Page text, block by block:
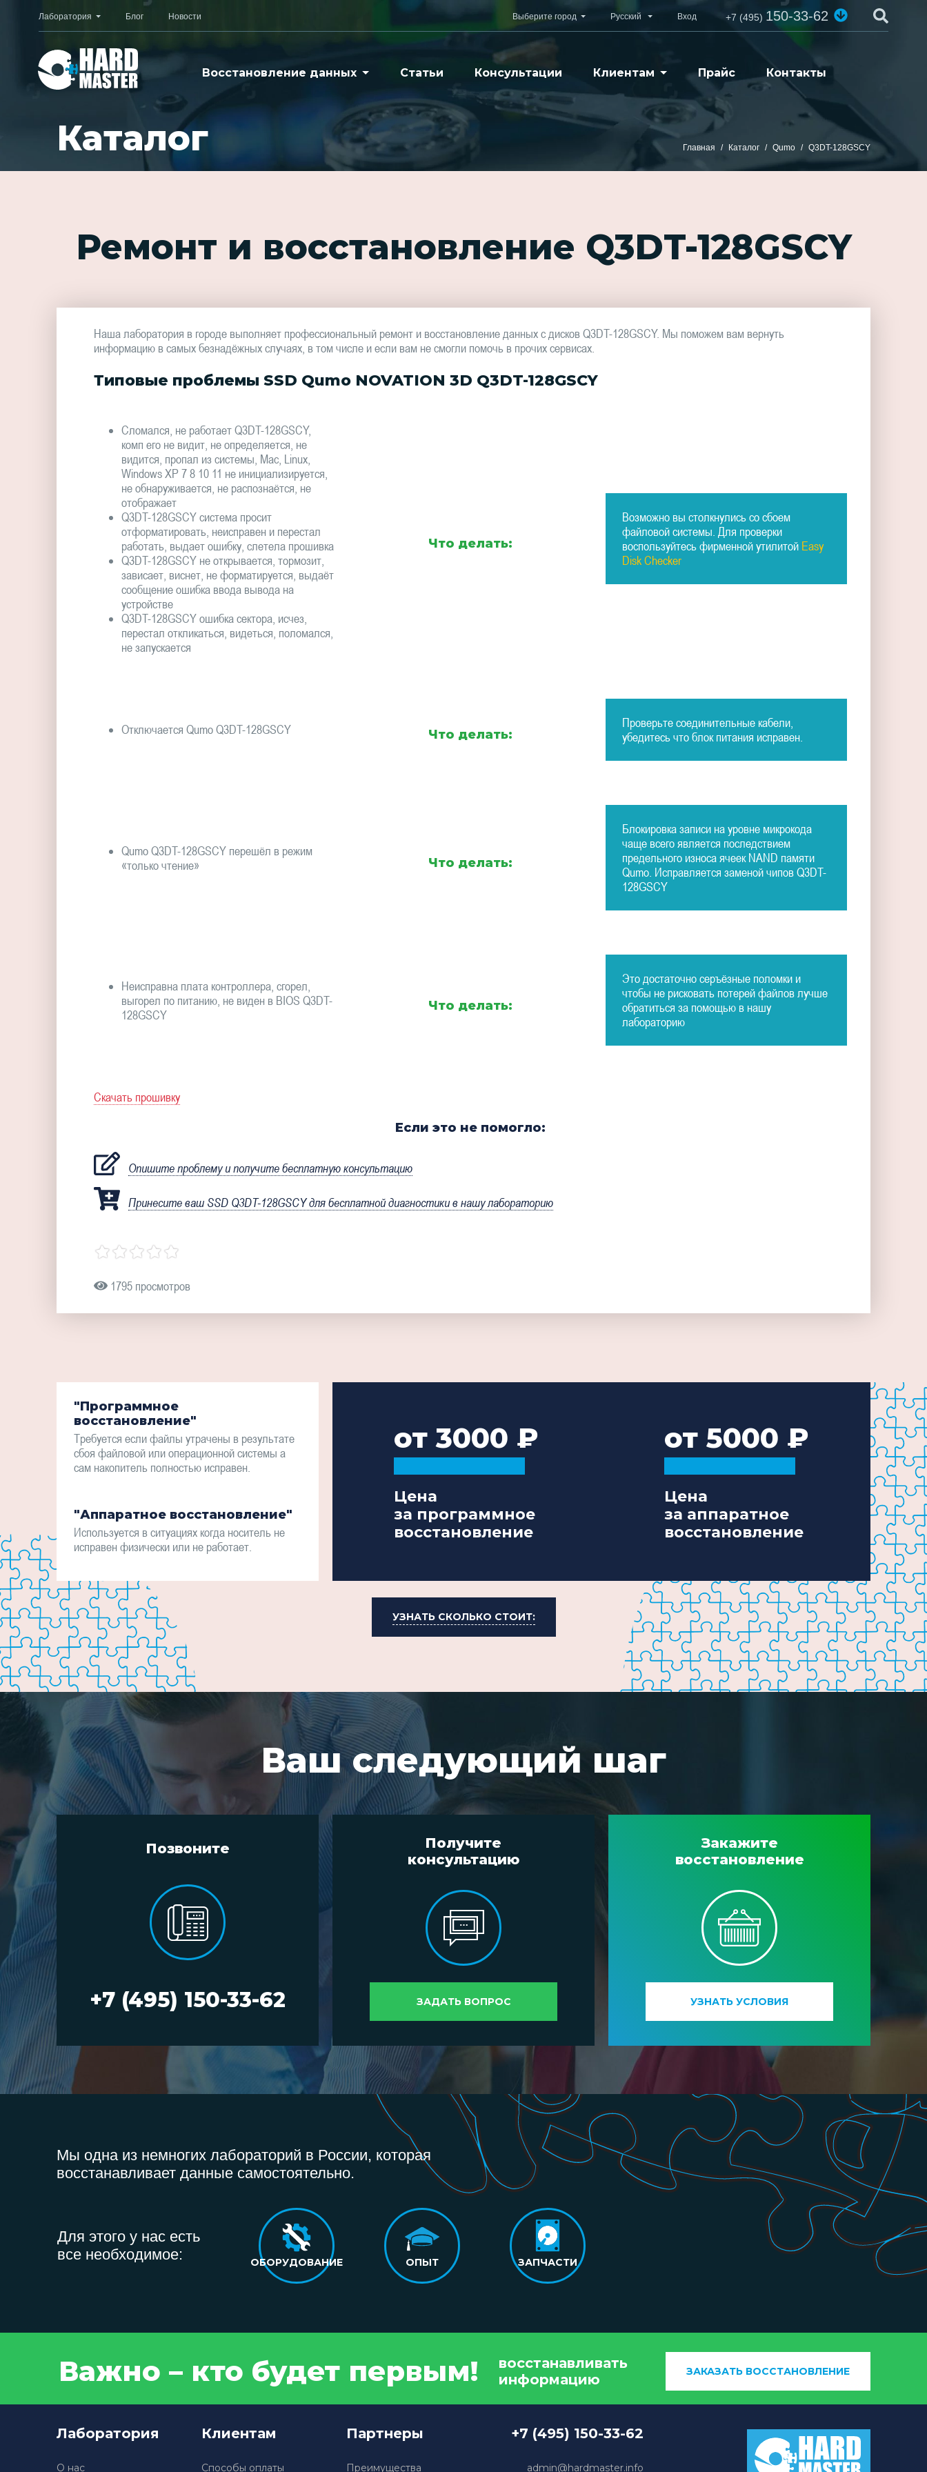
Восстановление данных Статьи Консультации Клиентам Прайс Контакты
Лаборатория Блог Новости Выберите город Русский Вход +7 (495)150-33-62
Каталог Главная Каталог Qumo Q3DT-128GSCY
Ремонт и восстановление Q3DT-128GSCY
Наша лаборатория в городе выполняет профессиональный ремонт и восстановление данных с дисков Q3DT-128GSCY. Мы поможем вам вернуть
информацию в самых безнадёжных случаях, в том числе и если вам не смогли помочь в прочих сервисах.
Типовые проблемы SSD Qumo NOVATION 3D Q3DT-128GSCY
Сломался, не работает Q3DT-128GSCY,
комп его не видит, не определяется, не
видится, пропал из системы, Mac, Linux,
Windows XP 7 8 10 11 не инициализируется,
не обнаруживается, не распознаётся, не
отображает
Q3DT-128GSCY система просит
отформатировать, неисправен и перестал
работать, выдает ошибку, слетела прошивка
Q3DT-128GSCY не открывается, тормозит,
зависает, виснет, не форматируется, выдаёт
сообщение ошибка ввода вывода на
устройстве
Q3DT-128GSCY ошибка сектора, исчез,
перестал откликаться, видеться, поломался,
не запускается
Что делать:
Возможно вы столкнулись со сбоем
файловой системы. Для проверки
воспользуйтесь фирменной утилитой Easy
Disk Checker
Отключается Qumo Q3DT-128GSCY Что делать:
Проверьте соединительные кабели,
убедитесь что блок питания исправен.
Qumo Q3DT-128GSCY перешёл в режим
«только чтение»
Что делать:
Блокировка записи на уровне микрокода
чаще всего является последствием
предельного износа ячеек NAND памяти
Qumo. Исправляется заменой чипов Q3DT-
128GSCY
Неисправна плата контроллера, сгорел,
выгорел по питанию, не виден в BIOS Q3DT-
128GSCY
Что делать:
Это достаточно серъёзные поломки и
чтобы не рисковать потерей файлов лучше
обратиться за помощью в нашу
лабораторию
Скачать прошивку
Если это не помогло:
Опишите проблему и получите бесплатную консультацию
Принесите ваш SSD Q3DT-128GSCY для бесплатной диагностики в нашу лабораторию
1795 просмотров
"Программное
восстановление"
Требуется если файлы утрачены в результате
сбоя файловой или операционной системы а
сам накопитель полностью исправен.
"Аппаратное восстановление"
Используется в ситуациях когда носитель не
исправен физически или не работает.
от 3000
Цена
за программное
восстановление
от 5000
Цена
за аппаратное
восстановление
УЗНАТЬ СКОЛЬКО СТОИТ:
Ваш следующий шаг
Позвоните
+7 (495) 150-33-62
Получите
консультацию
ЗАДАТЬ ВОПРОС
Закажите
восстановление
УЗНАТЬ УСЛОВИЯ
Мы одна из немногих лабораторий в России, которая
восстанавливает данные самостоятельно.
Для этого у нас есть
все необходимое:
ОБОРУДОВАНИЕ ОПЫТ ЗАПЧАСТИ
Важно – кто будет первым!
восстанавливать
информацию
ЗАКАЗАТЬ ВОССТАНОВЛЕНИЕ
Лаборатория
О нас
Клиентам
Способы оплаты
Партнеры
Преимущества
+7 (495) 150-33-62
admin@hardmaster.info